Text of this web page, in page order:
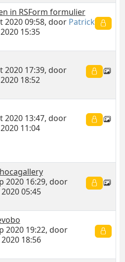
in RSForm formulier
2020 09:58, door Patrick
15:35
2020 17:39, door
18:52
2020 13:47, door
11:04
2020 16:29, door
05:45
2020 19:22, door
18:56